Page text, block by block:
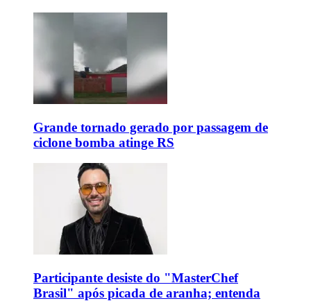
Grande tornado gerado por passagem de
ciclone bomba atinge RS
Participante desiste do "MasterChef
Brasil" após picada de aranha; entenda